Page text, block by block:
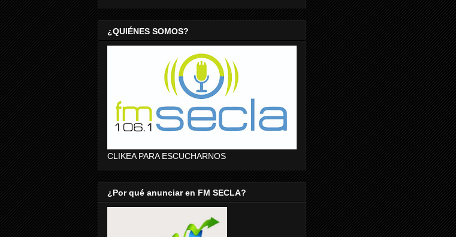
¿QUIÉNES SOMOS?
CLIKEA PARA ESCUCHARNOS
¿Por qué anunciar en FM SECLA?